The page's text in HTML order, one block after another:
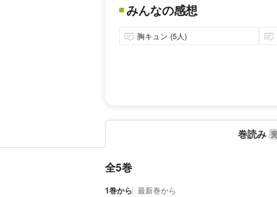
みんなの感想
胸キュン (5人)
巻読み
全5巻
1巻から 最新巻から